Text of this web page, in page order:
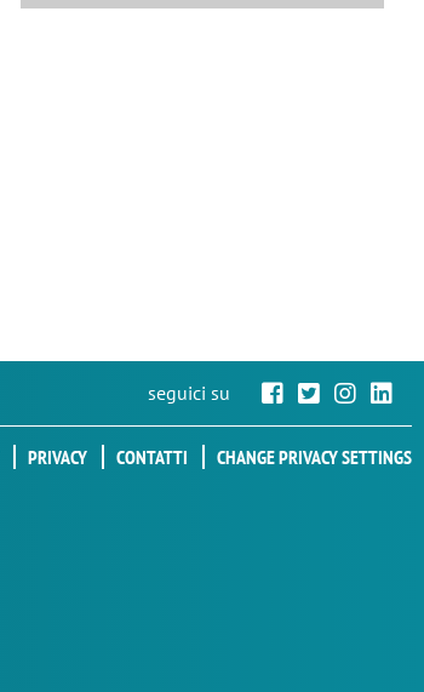
seguici su
PRIVACY CONTATTI CHANGE PRIVACY SETTINGS